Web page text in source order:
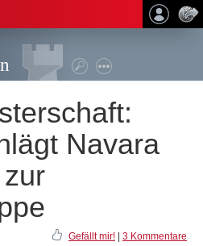
Navara
Gefällt mir! 3 Kommentare